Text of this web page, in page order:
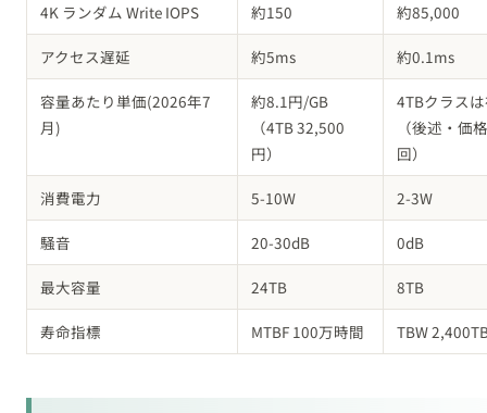
4K ランダム Write IOPS 約150 約85,000
アクセス遅延 約5ms 約0.1ms
容量あたり単価(2026年7
月)
約8.1円/GB
（4TB 32,500
円）
4TBクラス
（後述・価
回）
消費電力 5-10W 2-3W
騒音 20-30dB 0dB
最大容量 24TB 8TB
寿命指標 MTBF 100万時間 TBW